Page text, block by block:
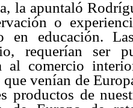
la apuntaló
o
en educación.
requerían ser
al comercio
venían de
productos de